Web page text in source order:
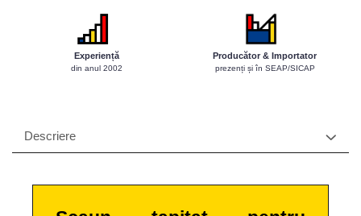
Scaune profesionale
Scaun laborator
Scaune de lucru
Experiență
din anul 2002
Producător & Importator
prezenți și în SEAP/SICAP
Descriere